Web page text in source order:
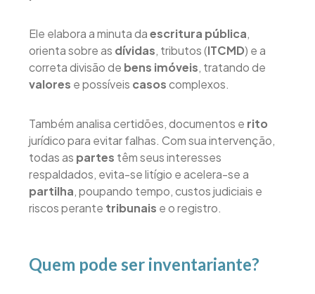
Ele elabora a minuta daescritura pública,
orienta sobre as dívidas, tributos (ITCMD) e a
correta divisão de bens imóveis, tratando de
valores e possíveis casoscomplexos.
Também analisa certidões, documentos e rito
jurídico para evitar falhas. Com sua intervenção,
todas as partes têm seus interesses
respaldados, evita-se litígio e acelera-se a
partilha, poupando tempo, custos judiciais e
riscos perante tribunais e o registro.
Quem pode ser inventariante?